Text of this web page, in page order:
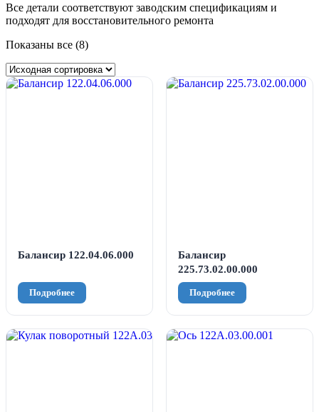
Все детали соответствуют заводским спецификациям и
подходят для восстановительного ремонта
Показаны все (8)
Балансир 122.04.06.000
Балансир
225.73.02.00.000